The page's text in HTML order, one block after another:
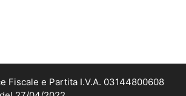
Fiscale e Partita I.V.A. 03144800608